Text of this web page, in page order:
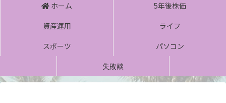
ホーム
5年後株価
資産運用
ライフ
スポーツ
パソコン
失敗談